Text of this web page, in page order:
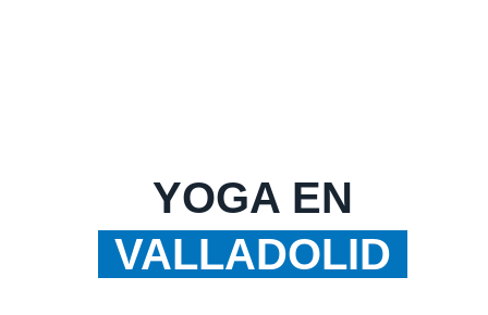
YOGA EN
VALLADOLID